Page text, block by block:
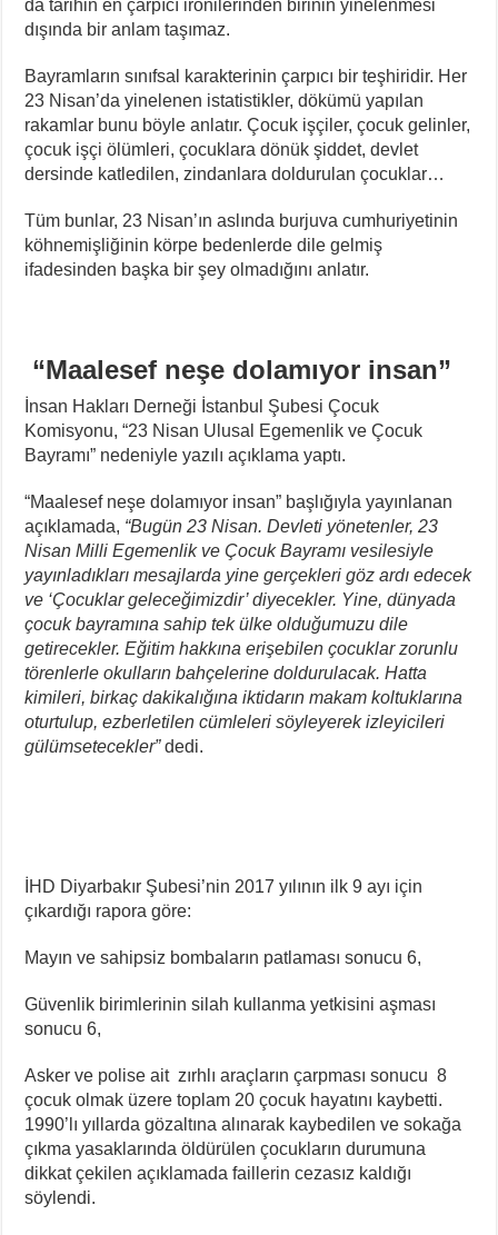
da tarihin en çarpıcı ironilerinden birinin yinelenmesi
dışında bir anlam taşımaz.
Bayramların sınıfsal karakterinin çarpıcı bir teşhiridir. Her
23 Nisan’da yinelenen istatistikler, dökümü yapılan
rakamlar bunu böyle anlatır. Çocuk işçiler, çocuk gelinler,
çocuk işçi ölümleri, çocuklara dönük şiddet, devlet
dersinde katledilen, zindanlara doldurulan çocuklar…
Tüm bunlar, 23 Nisan’ın aslında burjuva cumhuriyetinin
köhnemişliğinin körpe bedenlerde dile gelmiş
ifadesinden başka bir şey olmadığını anlatır.
“Maalesef neşe dolamıyor insan”
İnsan Hakları Derneği İstanbul Şubesi Çocuk
Komisyonu, “23 Nisan Ulusal Egemenlik ve Çocuk
Bayramı” nedeniyle yazılı açıklama yaptı.
“Maalesef neşe dolamıyor insan” başlığıyla yayınlanan
açıklamada, “Bugün 23 Nisan. Devleti yönetenler, 23
Nisan Milli Egemenlik ve Çocuk Bayramı vesilesiyle
yayınladıkları mesajlarda yine gerçekleri göz ardı edecek
ve ‘Çocuklar geleceğimizdir’ diyecekler. Yine, dünyada
çocuk bayramına sahip tek ülke olduğumuzu dile
getirecekler. Eğitim hakkına erişebilen çocuklar zorunlu
törenlerle okulların bahçelerine doldurulacak. Hatta
kimileri, birkaç dakikalığına iktidarın makam koltuklarına
oturtulup, ezberletilen cümleleri söyleyerek izleyicileri
gülümsetecekler”dedi.
İHD Diyarbakır Şubesi’nin 2017 yılının ilk 9 ayı için
çıkardığı rapora göre:
Mayın ve sahipsiz bombaların patlaması sonucu 6,
Güvenlik birimlerinin silah kullanma yetkisini aşması
sonucu 6,
Asker ve polise ait zırhlı araçların çarpması sonucu 8
çocuk olmak üzere toplam 20 çocuk hayatını kaybetti.
1990’lı yıllarda gözaltına alınarak kaybedilen ve sokağa
çıkma yasaklarında öldürülen çocukların durumuna
dikkat çekilen açıklamada faillerin cezasız kaldığı
söylendi.